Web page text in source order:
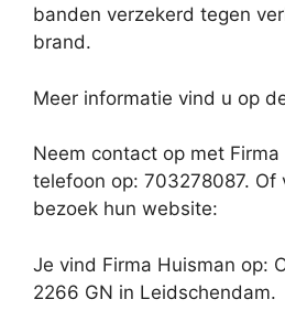
banden verzekerd tegen
brand.
Meer informatie vind u op
Neem contact op met
telefoon op: 703278087. Of
bezoek hun website:
Je vind Firma Huisman op:
2266 GN in Leidschendam.